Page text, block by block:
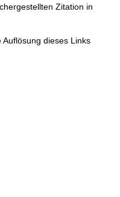
Zitation in
dieses Links